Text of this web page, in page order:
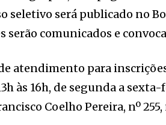
seletivo será publicado no
serão comunicados e
atendimento para
às 16h, de segunda a
Coelho Pereira, nº